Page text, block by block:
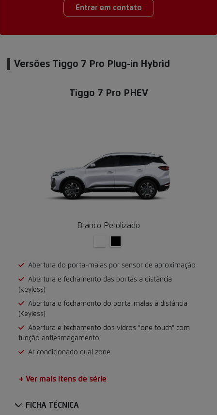
Entrar em contato
Versões Tiggo 7 Pro Plug-in Hybrid
Tiggo 7 Pro PHEV
Branco Perolizado
Abertura do porta-malas por sensor de aproximação
Abertura e fechamento das portas a distância
(Keyless)
Abertura e fechamento do porta-malas à distância
(Keyless)
Abertura e fechamento dos vidros "one touch" com
função antiesmagamento
Ar condicionado dual zone
+ Ver mais itens de série
FICHA TÉCNICA